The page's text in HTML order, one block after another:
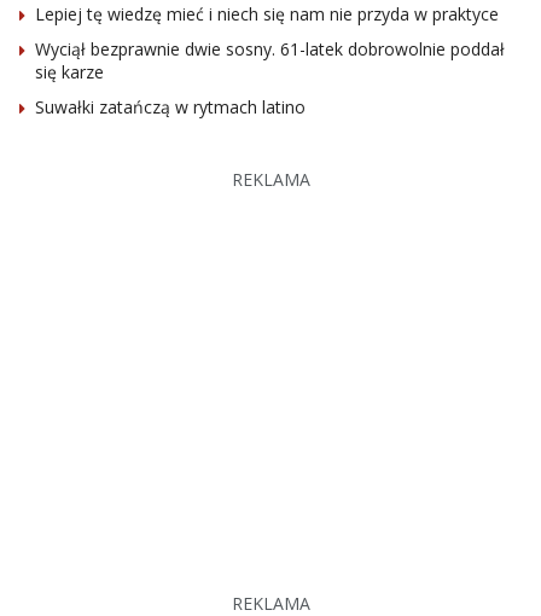
Lepiej tę wiedzę mieć i niech się nam nie przyda w praktyce
Wyciął bezprawnie dwie sosny. 61-latek dobrowolnie poddał
się karze
Suwałki zatańczą w rytmach latino
REKLAMA
REKLAMA